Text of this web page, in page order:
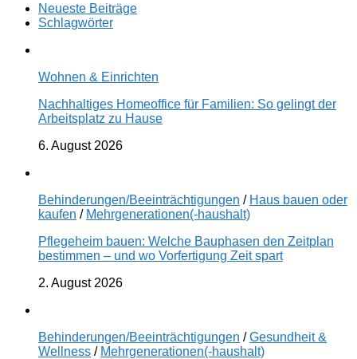
Neueste Beiträge
Schlagwörter
Wohnen & Einrichten
Nachhaltiges Homeoffice für Familien: So gelingt der
Arbeitsplatz zu Hause
6. August 2026
Behinderungen/Beeinträchtigungen / Haus bauen oder
kaufen / Mehrgenerationen(-haushalt)
Pflegeheim bauen: Welche Bauphasen den Zeitplan
bestimmen – und wo Vorfertigung Zeit spart
2. August 2026
Behinderungen/Beeinträchtigungen /Gesundheit &
Wellness / Mehrgenerationen(-haushalt)